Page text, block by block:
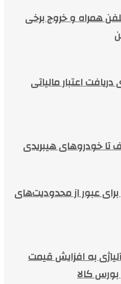
همراه و خروج برخی
اعتبار مالیاتی
تا خودروهای هیبریدی
عبور از محدودیت‌های
به افزایش قیمت
کالا